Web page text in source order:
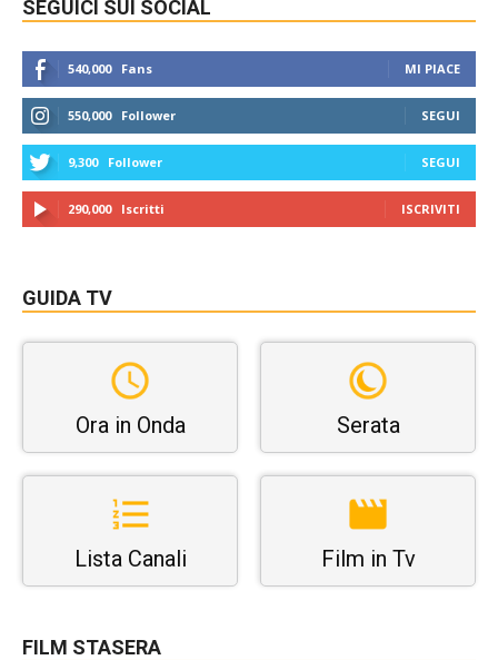
SEGUICI SUI SOCIAL
540,000 Fans MI PIACE
550,000 Follower SEGUI
9,300 Follower SEGUI
290,000 Iscritti ISCRIVITI
GUIDA TV
Ora in Onda Serata
Lista Canali Film in Tv
FILM STASERA